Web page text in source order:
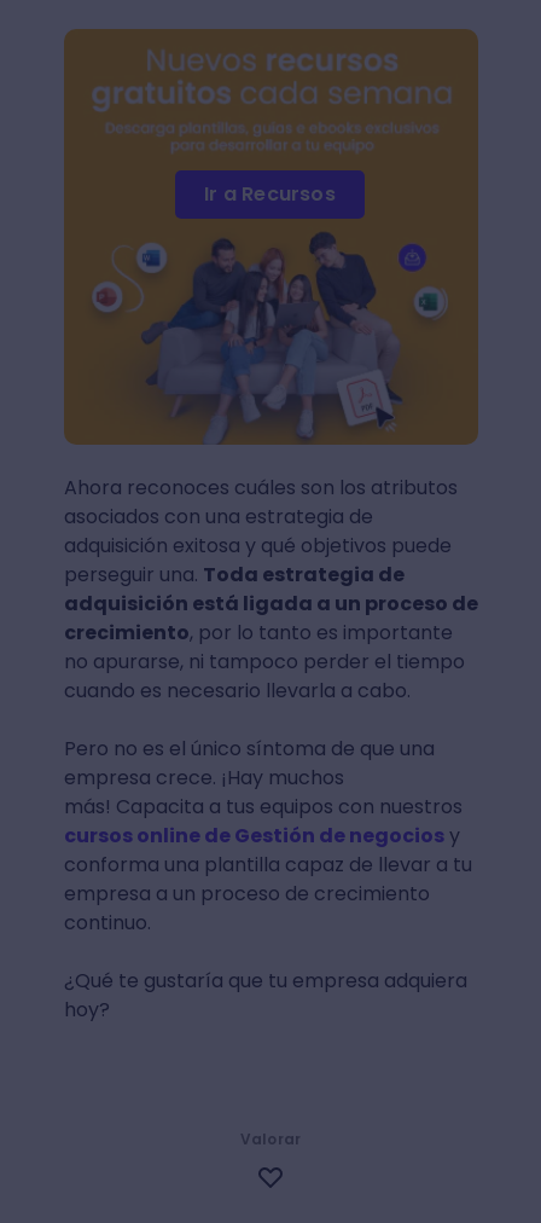
Ir a Recursos
Ahora reconoces cuáles son los atributos
asociados con una estrategia de
adquisición exitosa y qué objetivos puede
perseguir una. Toda estrategia de
adquisición está ligada a un proceso de
crecimiento, por lo tanto es importante
no apurarse, ni tampoco perder el tiempo
cuando es necesario llevarla a cabo.
Pero no es el único síntoma de que una
empresa crece. ¡Hay muchos
más! Capacita a tus equipos con nuestros
cursos online de Gestión de negociosy
conforma una plantilla capaz de llevar a tu
empresa a un proceso de crecimiento
continuo.
¿Qué te gustaría que tu empresa adquiera
hoy?
Valorar